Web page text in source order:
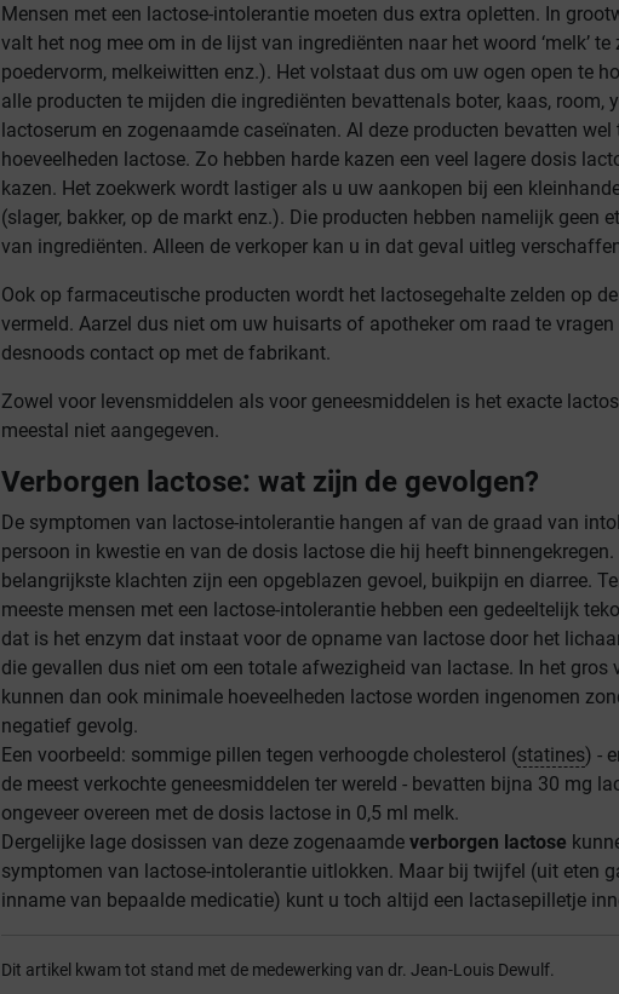
Mensen met een lactose-intolerantie moeten dus extra opletten. In
valt het nog mee om in de lijst van ingrediënten naar het woord ‘melk’ te
poedervorm, melkeiwitten enz.). Het volstaat dus om uw ogen open te
alle producten te mijden die ingrediënten bevattenals boter, kaas, room,
lactoserum en zogenaamde caseïnaten. Al deze producten bevatten wel
hoeveelheden lactose. Zo hebben harde kazen een veel lagere dosis
kazen. Het zoekwerk wordt lastiger als u uw aankopen bij een
(slager, bakker, op de markt enz.). Die producten hebben namelijk geen
van ingrediënten. Alleen de verkoper kan u in dat geval uitleg
Ook op farmaceutische producten wordt het lactosegehalte zelden op
vermeld. Aarzel dus niet om uw huisarts of apotheker om raad te vragen
desnoods contact op met de fabrikant.
Zowel voor levensmiddelen als voor geneesmiddelen is het exacte
meestal niet aangegeven.
Verborgen lactose: wat zijn de gevolgen?
De symptomen van lactose-intolerantie hangen af van de graad van
persoon in kwestie en van de dosis lactose die hij heeft binnengekregen.
belangrijkste klachten zijn een opgeblazen gevoel, buikpijn en diarree.
meeste mensen met een lactose-intolerantie hebben een gedeeltelijk
dat is het enzym dat instaat voor de opname van lactose door het
die gevallen dus niet om een totale afwezigheid van lactase. In het gros
kunnen dan ook minimale hoeveelheden lactose worden ingenomen
negatief gevolg.
Een voorbeeld: sommige pillen tegen verhoogde cholesterol (statines) -
de meest verkochte geneesmiddelen ter wereld - bevatten bijna 30 mg
ongeveer overeen met de dosis lactose in ­0,5 ml melk.
Dergelijke lage dosissen van deze zogenaamdeverborgen lactose
symptomen van lactose-intolerantie uitlokken. Maar bij twijfel (uit eten
inname van bepaalde medicatie) kunt u toch altijd een lactasepilletje
Dit artikel kwam tot stand met de medewerking van dr. Jean-Louis Dewulf.